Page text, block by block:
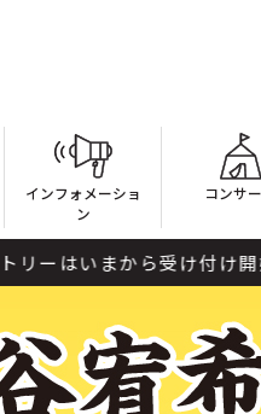
インフォメーショ
ン
コンサ
け付け開始。